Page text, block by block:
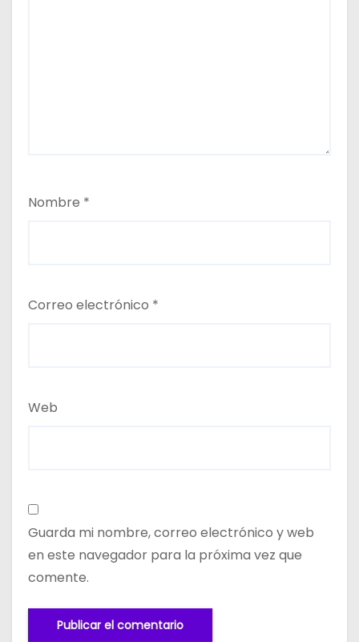
Nombre *
Correo electrónico *
Web
Guarda mi nombre, correo electrónico y web
en este navegador para la próxima vez que
comente.